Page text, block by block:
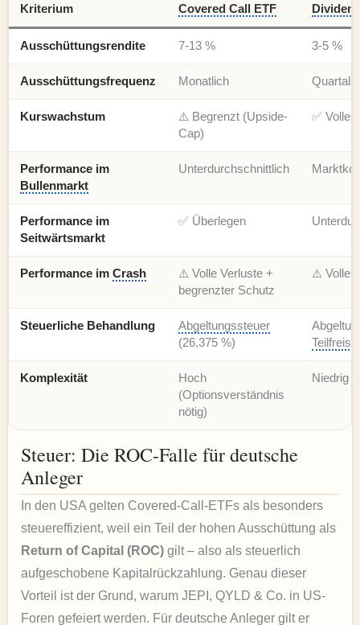
Kriterium Covered Call ETF
Ausschüttungsrendite 7-13 % 3-5 %
Ausschüttungsfrequenz Monatlich
Kurswachstum
⚠️ Begrenzt (Upside-
Cap)
✅
Performance im
Bullenmarkt
Unterdurchschnittlich
Performance im
Seitwärtsmarkt
✅ Überlegen
Performance im Crash
⚠️ Volle Verluste +
begrenzter Schutz
⚠️ Volle
Steuerliche Behandlung
Abgeltungssteuer
(26,375 %)
Komplexität
Hoch
(Optionsverständnis
nötig)
Niedrig
Steuer: Die ROC-Falle für deutsche
Anleger
In den USA gelten Covered-Call-ETFs als besonders
steuereffizient, weil ein Teil der hohen Ausschüttung als
Return of Capital (ROC)gilt – also als steuerlich
aufgeschobene Kapitalrückzahlung. Genau dieser
Vorteil ist der Grund, warum JEPI, QYLD & Co. in US-
Foren gefeiert werden. Für deutsche Anleger gilt er